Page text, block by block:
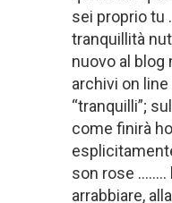
sei proprio tu
tranquillità
nuovo al
archivi on
“tranquilli”;
come finirà
son rose ……..
arrabbiare,